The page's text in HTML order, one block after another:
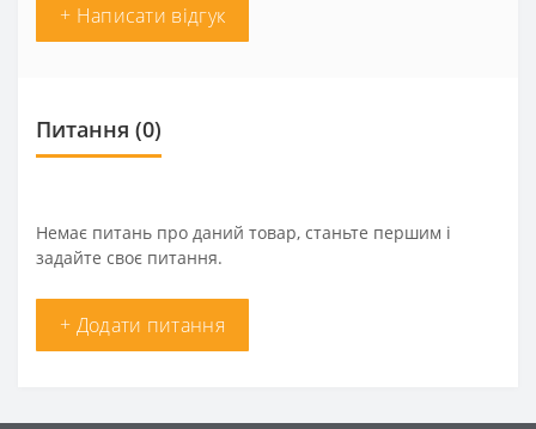
+ Написати відгук
Питання (0)
Немає питань про даний товар, станьте першим і
задайте своє питання.
+ Додати питання